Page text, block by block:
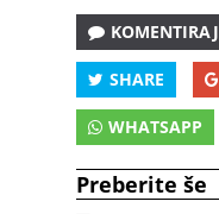
KOMENTIRAJ
SHARE
WHATSAPP
Preberite še